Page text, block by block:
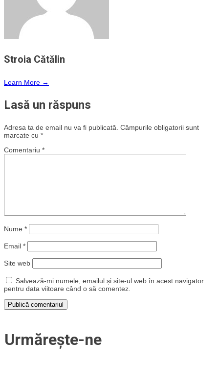
Stroia Cătălin
Learn More →
Lasă un răspuns
Adresa ta de email nu va fi publicată. Câmpurile obligatorii sunt
marcate cu *
Comentariu *
Nume *
Email *
Site web
Salvează-mi numele, emailul și site-ul web în acest navigator
pentru data viitoare când o să comentez.
Urmărește-ne